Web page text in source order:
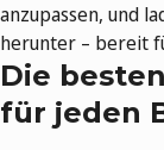
anzupassen, und
herunter – bereit
Die
für jeden